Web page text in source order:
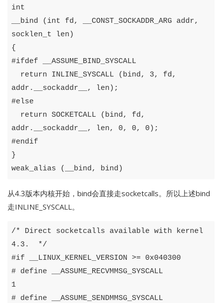
int
__bind
( int fd, __CONST_SOCKADDR_ARG addr,
socklen_t
len )
{
#ifdef
__ASSUME_BIND_SYSCALL
return
INLINE_SYSCALL ( bind, 3, fd,
addr . __sockaddr__ , len );
#else
return SOCKETCALL ( bind, fd,
addr . __sockaddr__ , len, 0, 0, 0 );
#endif
}
weak_alias
( __bind, bind )
从4.3版本内核开始，bind会直接走socketcalls。所以上述bind
走INLINE_SYSCALL。
/* Direct socketcalls available with kernel
4.3.  */
#if __LINUX_KERNEL_VERSION >=
0x040300
#
define
__ASSUME_RECVMMSG_SYSCALL
1
#
define
__ASSUME_SENDMMSG_SYSCALL